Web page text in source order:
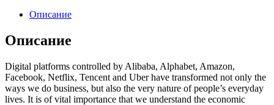
Описание
Описание
Digital platforms controlled by Alibaba, Alphabet, Amazon,
Facebook, Netflix, Tencent and Uber have transformed not only the
ways we do business, but also the very nature of people’s everyday
lives. It is of vital importance that we understand the economic